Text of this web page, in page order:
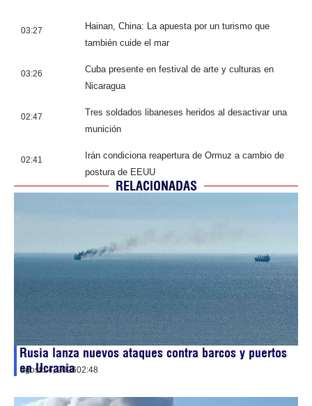
03:27
Hainan, China: La apuesta por un turismo que
también cuide el mar
03:26
Cuba presente en festival de arte y culturas en
Nicaragua
02:47
Tres soldados libaneses heridos al desactivar una
munición
02:41
Irán condiciona reapertura de Ormuz a cambio de
postura de EEUU
RELACIONADAS
Rusia lanza nuevos ataques contra barcos y puertos
en Ucrania
agosto 4, 202602:48